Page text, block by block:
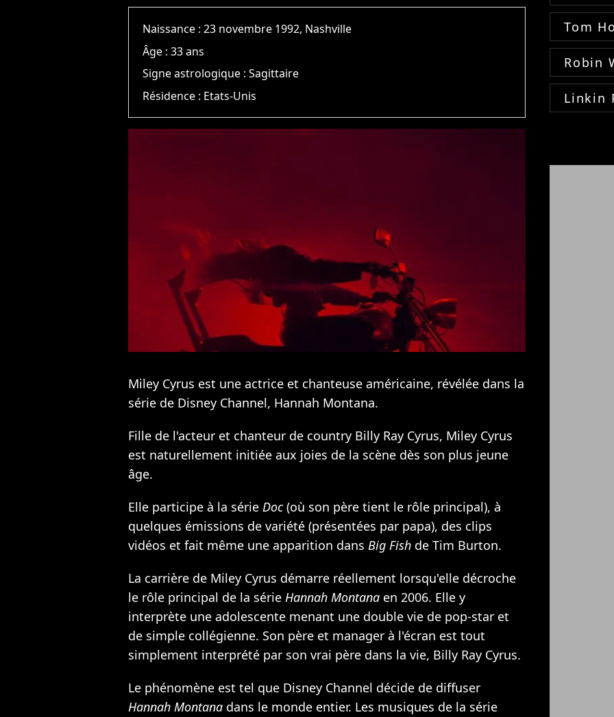
Naissance :23 novembre 1992, Nashville
Âge :33 ans
Signe astrologique :Sagittaire
Résidence : Etats-Unis
Miley Cyrus est une actrice et chanteuse américaine, révélée dans la
série de Disney Channel, Hannah Montana.
Fille de l'acteur et chanteur de country Billy Ray Cyrus, Miley Cyrus
est naturellement initiée aux joies de la scène dès son plus jeune
âge.
Elle participe à la série Doc(où son père tient le rôle principal), à
quelques émissions de variété (présentées par papa), des clips
vidéos et fait même une apparition dans Big Fish de Tim Burton.
La carrière de Miley Cyrus démarre réellement lorsqu'elle décroche
le rôle principal de la série Hannah Montana en 2006. Elle y
interprète une adolescente menant une double vie de pop-star et
de simple collégienne. Son père et manager à l'écran est tout
simplement interprété par son vrai père dans la vie, Billy Ray Cyrus.
Le phénomène est tel que Disney Channel décide de diffuser
Hannah Montana dans le monde entier. Les musiques de la série
Tom
Robin
Linkin